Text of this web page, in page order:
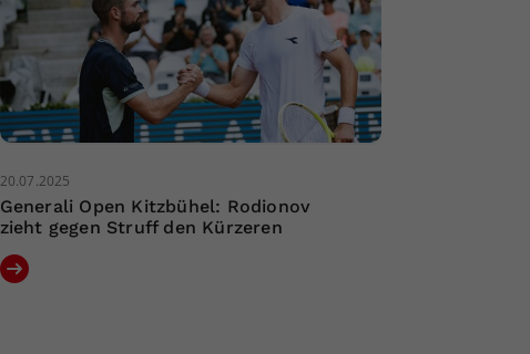
20.07.2025
Generali Open Kitzbühel: Rodionov
zieht gegen Struff den Kürzeren